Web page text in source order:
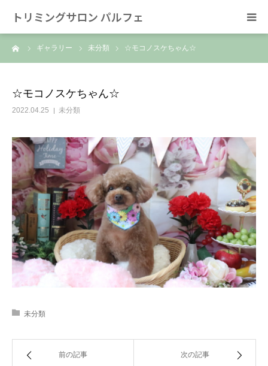
トリミングサロン パルフェ
ギャラリー 未分類 ☆モコノスケちゃん☆
☆モコノスケちゃん☆
2022.04.25 未分類
未分類
前の記事 次の記事
HOME
スタッフ
SNS/リンク